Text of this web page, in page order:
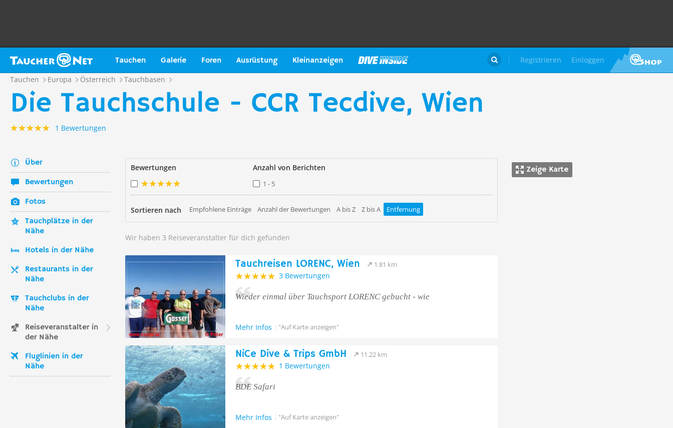
Tauchen Galerie Foren Ausrüstung Kleinanzeigen Registrieren Einloggen

Tauchen Europa Österreich Tauchbasen
Die Tauchschule - CCR Tecdive, Wien
1 Bewertungen
Über
Bewertungen
Fotos
Tauchplätze in der
Nähe
Hotels in der Nähe
Restaurants in der
Nähe
Tauchclubs in der
Nähe
Reiseveranstalter in
der Nähe
Fluglinien in der
Nähe
Zeige Karte
Bewertungen Anzahl von Berichten
1 - 5
Sortieren nach Empfohlene Einträge Anzahl der Bewertungen A bis Z Z bis A Entfernung
Wir haben 3 Reiseveranstalter für dich gefunden
Tauchreisen LORENC, Wien 1.81 km
3 Bewertungen
Wieder einmal über Tauchsport LORENC gebucht - wie
Mehr Infos "Auf Karte anzeigen"
NiCe Dive & Trips GmbH 11.22 km
1 Bewertungen
BDE Safari
Mehr Infos "Auf Karte anzeigen"